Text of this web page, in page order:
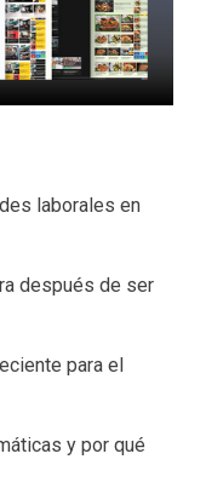
laborales en
después de ser
para el
y por qué